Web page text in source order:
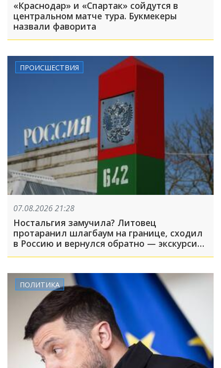
«Краснодар» и «Спартак» сойдутся в
центральном матче тура. Букмекеры
назвали фаворита
ПРОИСШЕСТВИЯ
07.08.2026 21:28
Ностальгия замучила? Литовец
протаранил шлагбаум на границе, сходил
в Россию и вернулся обратно — экскурсия
ПОЛИТИКА